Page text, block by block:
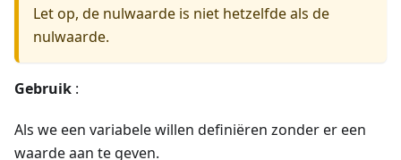
Let op, de nulwaarde is niet hetzelfde als de
nulwaarde.
Gebruik :
Als we een variabele willen definiëren zonder er een
waarde aan te geven.